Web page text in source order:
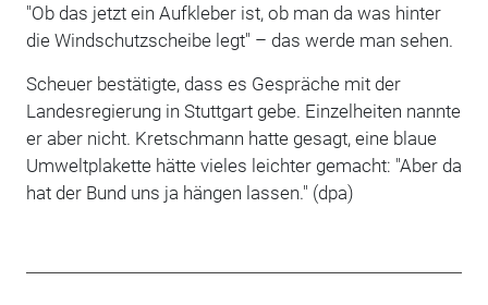
"Ob das jetzt ein Aufkleber ist, ob man da was hinter
die Windschutzscheibe legt" – das werde man sehen.
Scheuer bestätigte, dass es Gespräche mit der
Landesregierung in Stuttgart gebe. Einzelheiten nannte
er aber nicht. Kretschmann hatte gesagt, eine blaue
Umweltplakette hätte vieles leichter gemacht: "Aber da
hat der Bund uns ja hängen lassen." (dpa)